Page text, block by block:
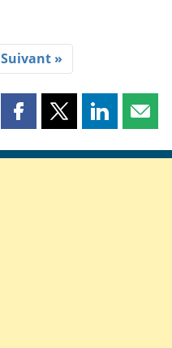
Suivant »
Partager
page
Partager
page
Partager
page page